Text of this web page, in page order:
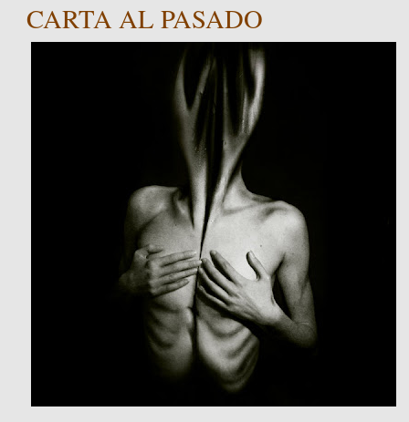
CARTA AL PASADO